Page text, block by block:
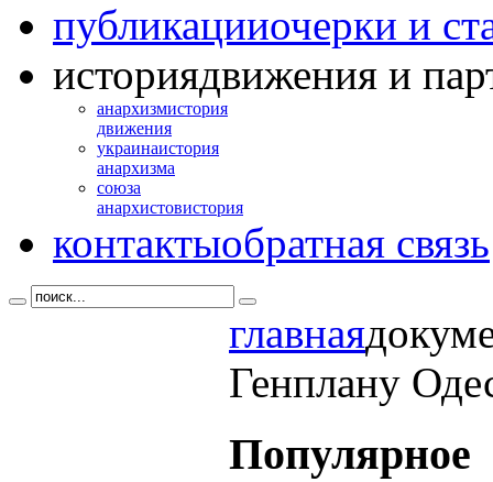
публикацииочерки и
историядвижения и
анархизмистория
движения
украинаистория
анархизма
союза
анархистовистория
контактыобратная связь
главная
Генплану
Популярное